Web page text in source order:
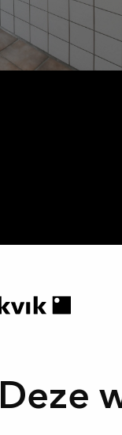
Deze
video voor
mogelijk niet al